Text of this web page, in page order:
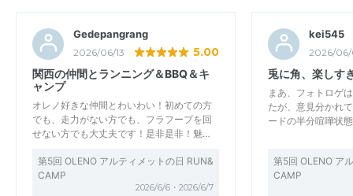
Gedepangrang
2026/06/13 5.00
関西の仲間とランニング＆BBQ＆キ
ャンプ
オレノ好きな仲間とわいわい！初めての方
でも、走力がない方でも、フラフープを回
せない方でも大丈夫です！是非是非！魅…
第5回 OLENO アルティメットの日 RUN&
CAMP
2026/6/6・2026/6/7
kei545
2026/
兎に角、楽しす
まあ、フォトロゲ
たが、意見分かれ
ードの半分喧嘩状
第5回 OLENO ア
CAMP